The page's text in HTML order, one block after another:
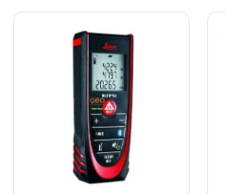
Hỏi đáp